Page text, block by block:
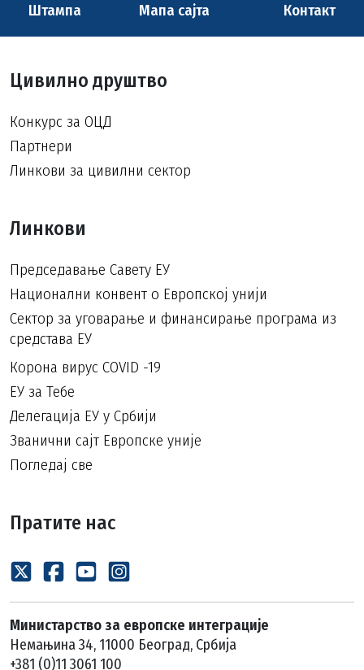
Штампа Мапа сајта Контакт
Цивилно друштво
Конкурс за ОЦД
Партнери
Линкови за цивилни сектор
Линкови
Председавање Савету ЕУ
Национални конвент о Европској унији
Сектор за уговарање и финансирање програма из
средстава ЕУ
Корона вирус COVID -19
ЕУ за Тебе
Делегација ЕУ у Србији
Званични сајт Европске уније
Погледај све
Пратите нас
Министарство за европске интеграције
Немањина 34, 11000 Београд, Србија
+381 (0)11 3061 100